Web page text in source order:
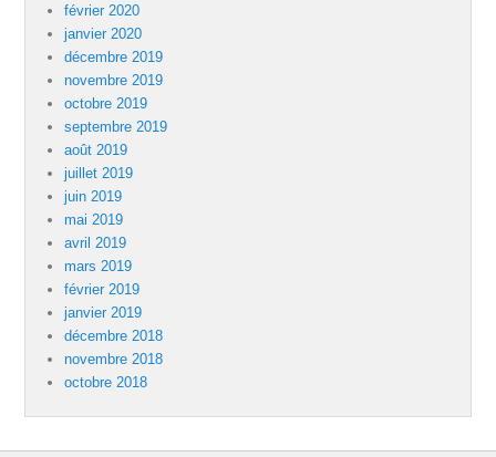
février 2020
janvier 2020
décembre 2019
novembre 2019
octobre 2019
septembre 2019
août 2019
juillet 2019
juin 2019
mai 2019
avril 2019
mars 2019
février 2019
janvier 2019
décembre 2018
novembre 2018
octobre 2018